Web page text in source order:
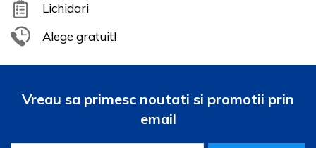
Lichidari
Alege gratuit!
Vreau sa primesc noutati si promotii prin
email